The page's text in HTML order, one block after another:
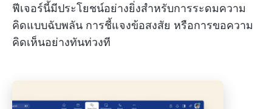
ฟีเจอร์นี้มีประโยชน์อย่างยิ่งสำหรับการระดมความ
คิดแบบฉับพลัน การชี้แจงข้อสงสัย หรือการขอความ
คิดเห็นอย่างทันท่วงที